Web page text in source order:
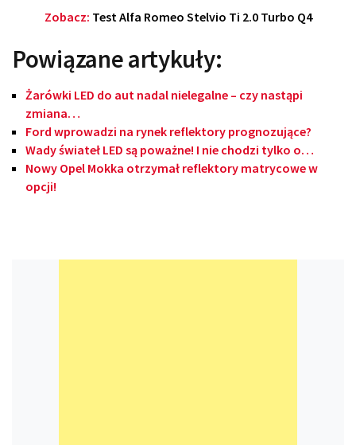
Zobacz: Test Alfa Romeo Stelvio Ti 2.0 Turbo Q4
Powiązane artykuły:
Żarówki LED do aut nadal nielegalne – czy nastąpi
zmiana…
Ford wprowadzi na rynek reflektory prognozujące?
Wady świateł LED są poważne! I nie chodzi tylko o…
Nowy Opel Mokka otrzymał reflektory matrycowe w
opcji!